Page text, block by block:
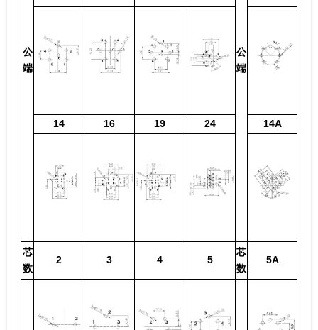
公
端
公
端
14 16 19 24 14A
芯
数
2 3 4 5
芯
数
5A